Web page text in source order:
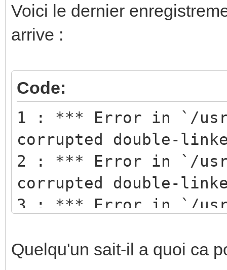
Voici le dernier
arrive :
Code:
1 : *** Error in `/
corrupted double-
2 : *** Error in `/
corrupted double-
3 : *** Error in `/
0x01f67bd8 ***
Quelqu'un sait-il a quoi ca